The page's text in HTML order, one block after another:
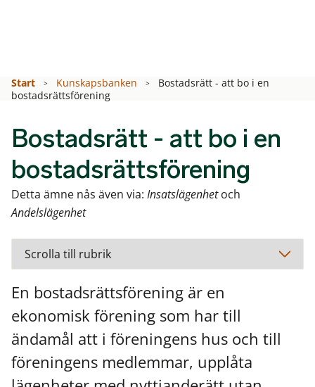
Start Kunskapsbanken
Bostadsrätt - att bo i en
bostadsrättsförening
Bostadsrätt - att bo i en
bostadsrättsförening
Detta ämne nås även via: Insatslägenhetoch
Andelslägenhet
En bostadsrättsförening är en
ekonomisk förening som har till
ändamål att i föreningens hus och till
föreningens medlemmar, upplåta